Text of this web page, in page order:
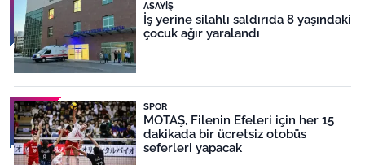
ASAYIŞ
İş yerine silahlı saldırıda 8 yaşındaki
çocuk ağır yaralandı
SPOR
MOTAŞ, Filenin Efeleri için her 15
dakikada bir ücretsiz otobüs
seferleri yapacak